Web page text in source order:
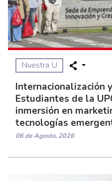
Nuestra U
Internacionalización
Estudiantes de la
inmersión en
tecnologías
06 de Agosto, 2026